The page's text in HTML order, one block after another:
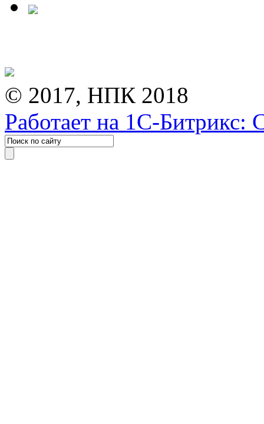
© 2017, НПК 2018
Работает на 1С-Битрикс: